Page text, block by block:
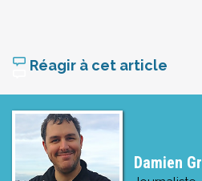
Réagir à cet article
Damien